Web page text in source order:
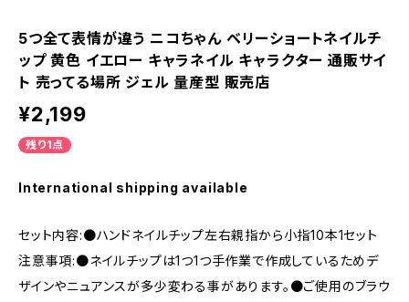
5つ全て表情が違う ニコちゃん ベリーショートネイルチ
ップ 黄色 イエロー キャラネイル キャラクター 通販サイ
ト 売ってる場所 ジェル 量産型 販売店
¥2,199
残り1点
International shipping available
セット内容:●ハンドネイルチップ左右親指から小指10本1セット
注意事項:●ネイルチップは1つ1つ手作業で作成しているためデ
ザインやニュアンスが多少変わる事があります。●ご使用のブラウ